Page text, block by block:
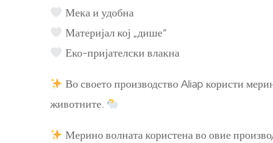
Мека и удобна
Материјал кој „дише“
Еко-пријателски влакна
Во своето производство Aliap користи
животните.
Мерино волната користена во овие